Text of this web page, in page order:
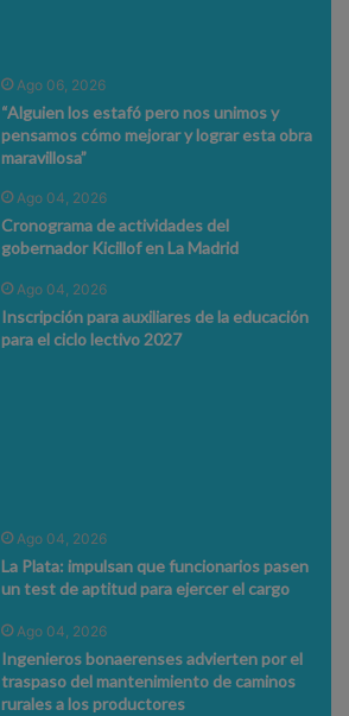
Ago 06, 2026
“Alguien los estafó pero nos unimos y
pensamos cómo mejorar y lograr esta obra
maravillosa”
Ago 04, 2026
Cronograma de actividades del
gobernador Kicillof en La Madrid
Ago 04, 2026
Inscripción para auxiliares de la educación
para el ciclo lectivo 2027
Ago 04, 2026
La Plata: impulsan que funcionarios pasen
un test de aptitud para ejercer el cargo
Ago 04, 2026
Ingenieros bonaerenses advierten por el
traspaso del mantenimiento de caminos
rurales a los productores